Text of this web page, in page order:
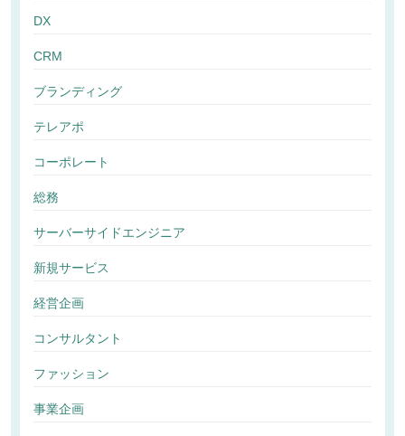
DX
CRM
ブランディング
テレアポ
コーポレート
総務
サーバーサイドエンジニア
新規サービス
経営企画
コンサルタント
ファッション
事業企画